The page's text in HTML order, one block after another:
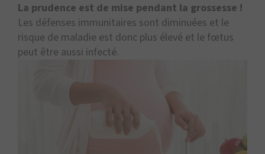
La prudence est de mise pendant la grossesse !
Les défenses immunitaires sont diminuées et le
risque de maladie est donc plus élevé et le fœtus
peut être aussi infecté.